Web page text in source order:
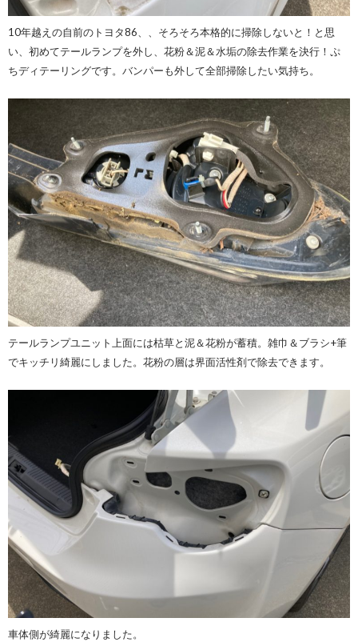
10年越えの自前のトヨタ86、、そろそろ本格的に掃除しないと！と思
い、初めてテールランプを外し、花粉＆泥＆水垢の除去作業を決行！ぷ
ちディテーリングです。バンパーも外して全部掃除したい気持ち。
テールランプユニット上面には枯草と泥＆花粉が蓄積。雑巾＆ブラシ+筆
でキッチリ綺麗にしました。花粉の層は界面活性剤で除去できます。
車体側が綺麗になりました。